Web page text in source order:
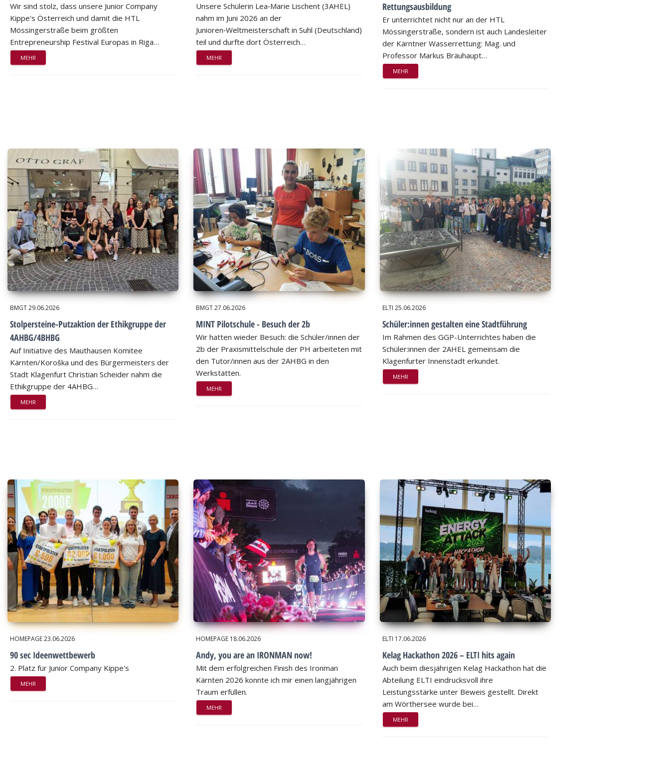
Wir sind stolz, dass unsere Junior Company
Kippe's Österreich und damit die HTL
Mössingerstraße beim größten
Entrepreneurship Festival Europas in Riga…
MEHR
Unsere Schülerin Lea‑Marie Lischent (3AHEL)
nahm im Juni 2026 an der
Junioren‑Weltmeisterschaft in Suhl (Deutschland)
teil und durfte dort Österreich…
MEHR
Rettungsausbildung
Er unterrichtet nicht nur an der HTL
Mössingerstraße, sondern ist auch Landesleiter
der Kärntner Wasserrettung: Mag. und
Professor Markus Bräuhaupt…
MEHR
BMGT29.06.2026
Stolpersteine-Putzaktion der Ethikgruppe der
4AHBG/4BHBG
Auf Initiative des Mauthausen Komitee
Kärnten/Koroška und des Bürgermeisters der
Stadt Klagenfurt Christian Scheider nahm die
Ethikgruppe der 4AHBG…
MEHR
BMGT27.06.2026
MINT Pilotschule - Besuch der 2b
Wir hatten wieder Besuch: die Schüler/innen der
2b der Praxismittelschule der PH arbeiteten mit
den Tutor/innen aus der 2AHBG in den
Werkstätten.
MEHR
ELTI 25.06.2026
Schüler:innen gestalten eine Stadtführung
Im Rahmen des GGP-Unterrichtes haben die
Schüler:innen der 2AHEL gemeinsam die
Klagenfurter Innenstadt erkundet.
MEHR
HOMEPAGE23.06.2026
90 sec Ideenwettbewerb
2. Platz für Junior Company Kippe's
MEHR
HOMEPAGE 18.06.2026
Andy, you are an IRONMAN now!
Mit dem erfolgreichen Finish des Ironman
Kärnten 2026 konnte ich mir einen langjährigen
Traum erfüllen.
MEHR
ELTI 17.06.2026
Kelag Hackathon 2026 – ELTI hits again
Auch beim diesjährigen Kelag Hackathon hat die
Abteilung ELTI eindrucksvoll ihre
Leistungsstärke unter Beweis gestellt. Direkt
am Wörthersee wurde bei…
MEHR